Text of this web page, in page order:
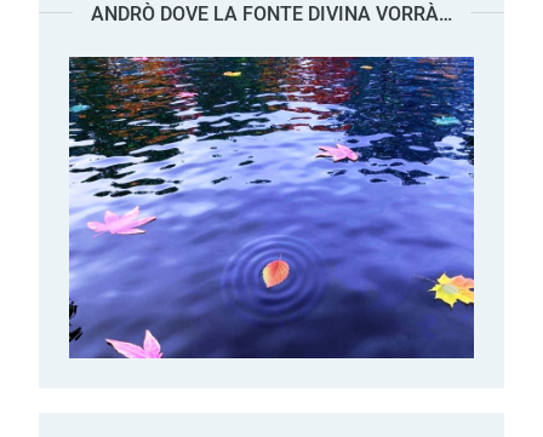
ANDRÒ DOVE LA FONTE DIVINA VORRÀ…